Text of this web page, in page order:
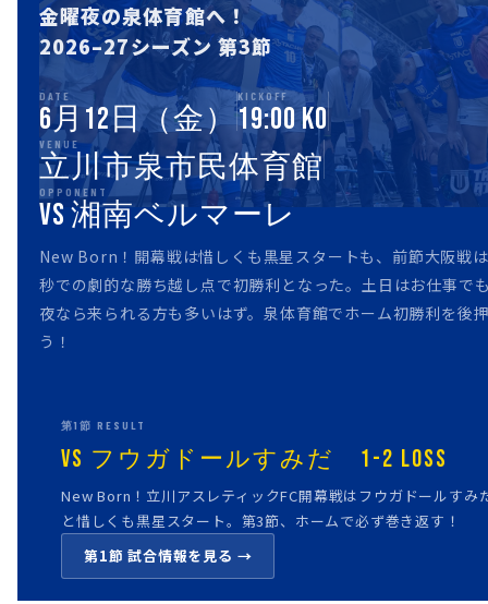
金曜夜の泉体育館へ！
2026–27シーズン 第3節
DATE
6月12日（金）
KICKOFF
19:00 KO
VENUE
立川市泉市民体育館
OPPONENT
vs 湘南ベルマーレ
New Born！開幕戦は惜しくも黒星スタートも、前節大阪戦
秒での劇的な勝ち越し点で初勝利となった。土日はお仕事で
夜なら来られる方も多いはず。泉体育館でホーム初勝利を後
う！
第1節 RESULT
vs フウガドールすみだ 1-2 LOSS
New Born！立川アスレティックFC開幕戦はフウガドールすみ
と惜しくも黒星スタート。第3節、ホームで必ず巻き返す！
第1節 試合情報を見る →